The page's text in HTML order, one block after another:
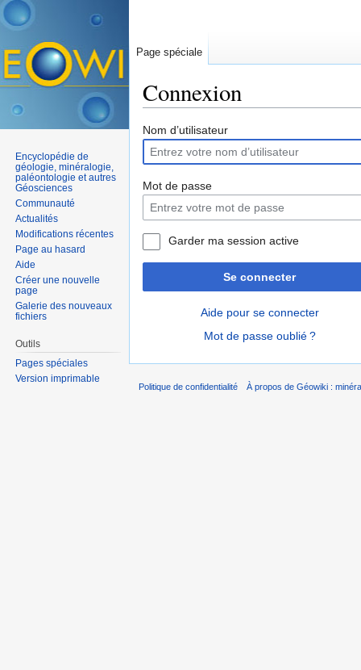
Connexion
Nom d’utilisateur
Mot de passe
Garder ma session active
Se connecter
Aide pour se connecter
Mot de passe oublié ?
Page spéciale
Encyclopédie de
géologie, minéralogie,
paléontologie et autres
Géosciences
Communauté
Actualités
Modifications récentes
Page au hasard
Aide
Créer une nouvelle
page
Galerie des nouveaux
fichiers
Outils
Pages spéciales
Version imprimable
Politique de confidentialité À propos de Géowiki :